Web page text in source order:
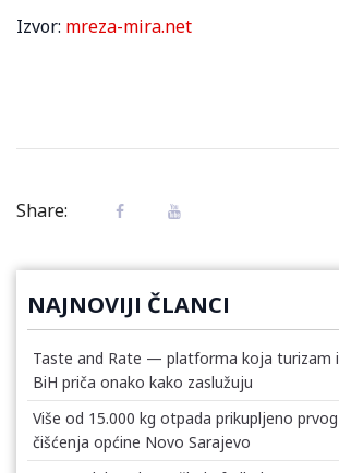
Izvor: mreza-mira.net
Share:
NAJNOVIJI ČLANCI
Taste and Rate — platforma koja turizam
BiH priča onako kako zaslužuju
Više od 15.000 kg otpada prikupljeno
čišćenja općine Novo Sarajevo